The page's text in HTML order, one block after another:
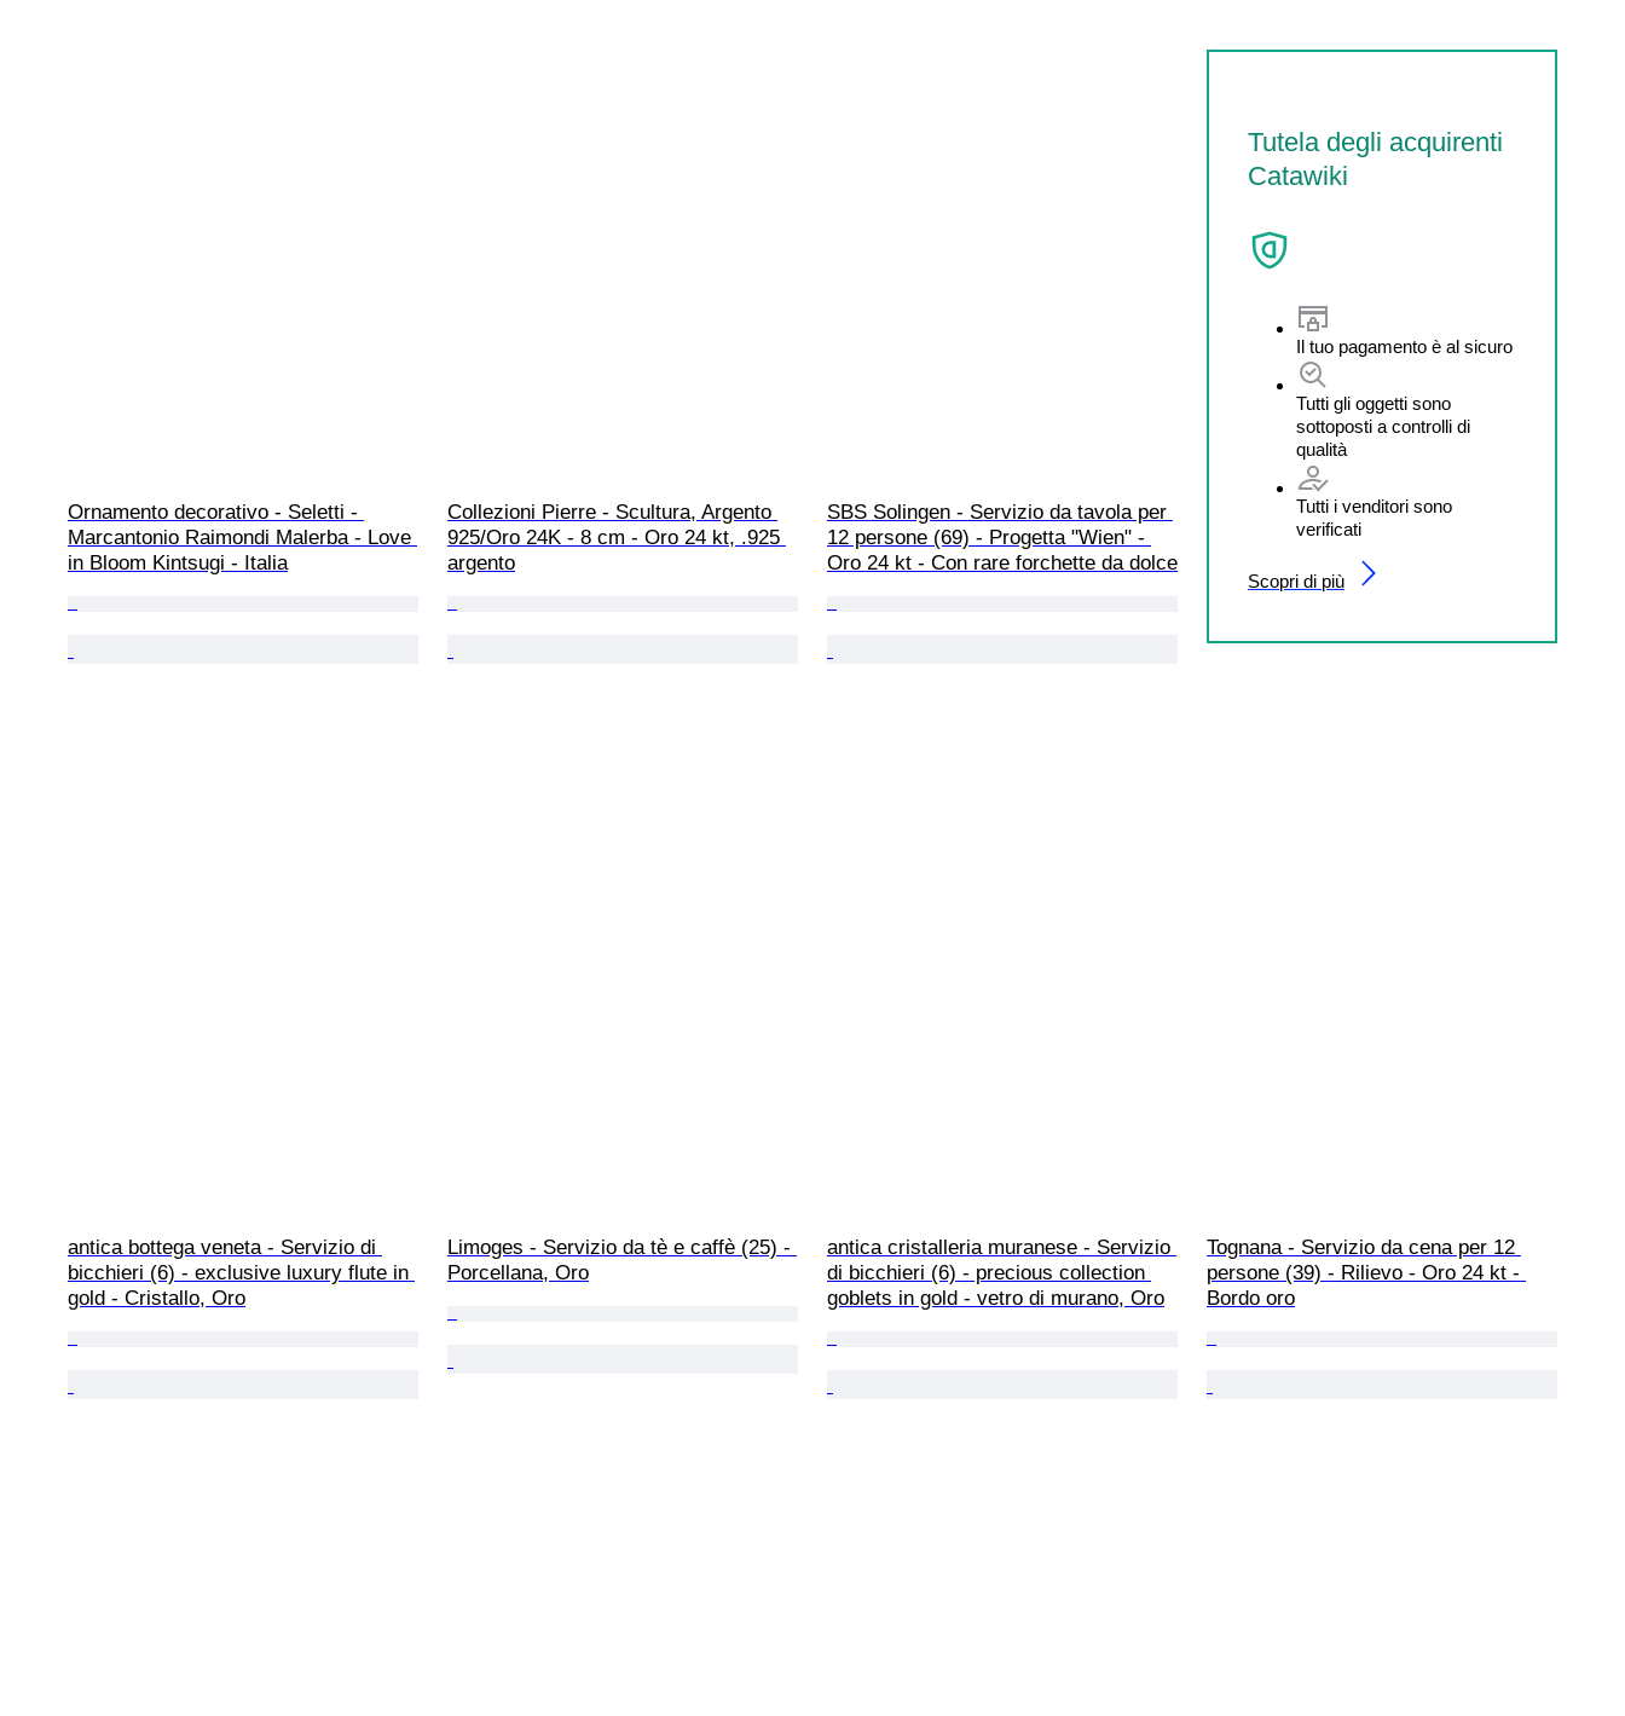
Tutela degli acquirenti
Catawiki
Il tuo pagamento è al sicuro
Tutti gli oggetti sono
sottoposti a controlli di
qualità
Tutti i venditori sono
verificati
Scopri di più
Ornamento decorativo - Seletti -
Marcantonio Raimondi Malerba - Love
in Bloom Kintsugi - Italia
Collezioni Pierre - Scultura, Argento
925/Oro 24K - 8 cm - Oro 24 kt, .925
argento
SBS Solingen - Servizio da tavola per
12 persone (69) - Progetta "Wien" -
Oro 24 kt - Con rare forchette da dolce
antica bottega veneta - Servizio di
bicchieri (6) - exclusive luxury flute in
gold - Cristallo, Oro
Limoges - Servizio da tè e caffè (25) -
Porcellana, Oro
antica cristalleria muranese - Servizio
di bicchieri (6) - precious collection
goblets in gold - vetro di murano, Oro
Tognana - Servizio da cena per 12
persone (39) - Rilievo - Oro 24 kt -
Bordo oro